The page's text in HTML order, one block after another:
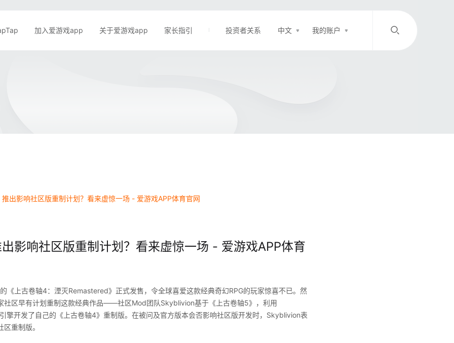
加入爱游戏app 关于爱游戏app 家长指引 投资者关系 中文 我的账户
/
推出影响社区版重制计划？看来虚惊一场 - 爱游戏APP体育官网
出影响社区版重制计划？看来虚惊一场 - 爱游戏APP体育
上古卷轴4：湮灭Remastered》正式发售，令全球喜爱这款经典奇幻RPG的玩家惊喜不已。然
社区早有计划重制这款经典作品——社区Mod团队Skyblivion基于《上古卷轴5》，利用
擎开发了自己的《上古卷轴4》重制版。在被问及官方版本会否影响社区版开发时，Skyblivion表
重制版。